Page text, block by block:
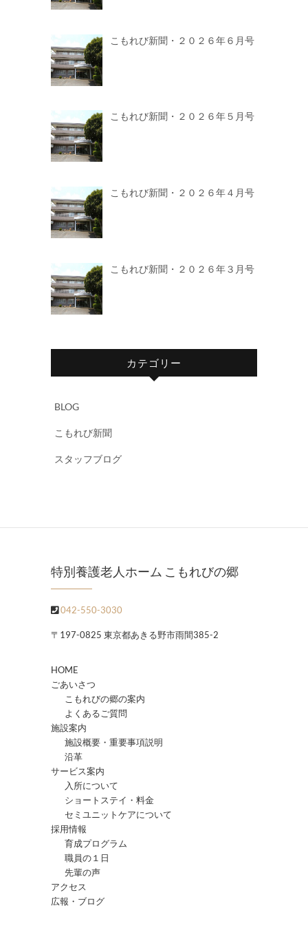
こもれび新聞・２０２６年６月号
こもれび新聞・２０２６年５月号
こもれび新聞・２０２６年４月号
こもれび新聞・２０２６年３月号
カテゴリー
BLOG
こもれび新聞
スタッフブログ
特別養護老人ホーム こもれびの郷
042-550-3030
〒197-0825 東京都あきる野市雨間385-2
HOME
ごあいさつ
こもれびの郷の案内
よくあるご質問
施設案内
施設概要・重要事項説明
沿革
サービス案内
入所について
ショートステイ・料金
セミユニットケアについて
採用情報
育成プログラム
職員の１日
先輩の声
アクセス
広報・ブログ